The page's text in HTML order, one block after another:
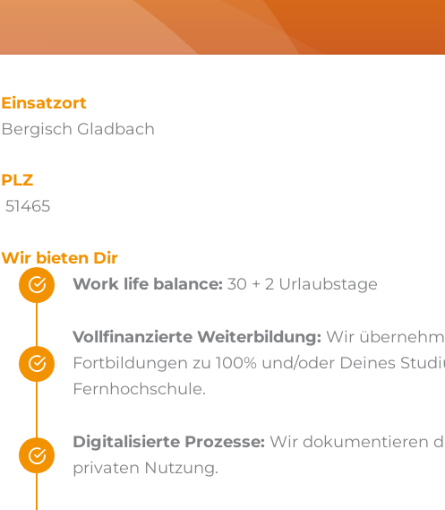
Einsatzort
Bergisch Gladbach
PLZ
51465
Wir bieten Dir
Work life balance: 30 + 2 Urlaubstage
Vollfinanzierte Weiterbildung: Wir
Fortbildungen zu 100% und/oder Deines
Fernhochschule.
Digitalisierte Prozesse: Wir dokumentieren
privaten Nutzung.